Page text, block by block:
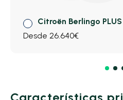
Citroën Berlingo PLUS
Desde 26.640€